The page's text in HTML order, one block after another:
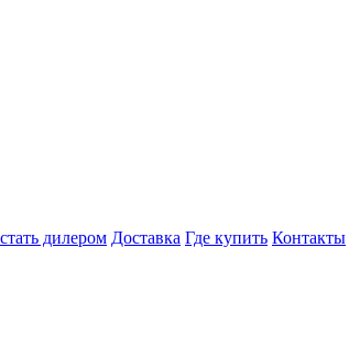
дилером Доставка Где купить Контакты